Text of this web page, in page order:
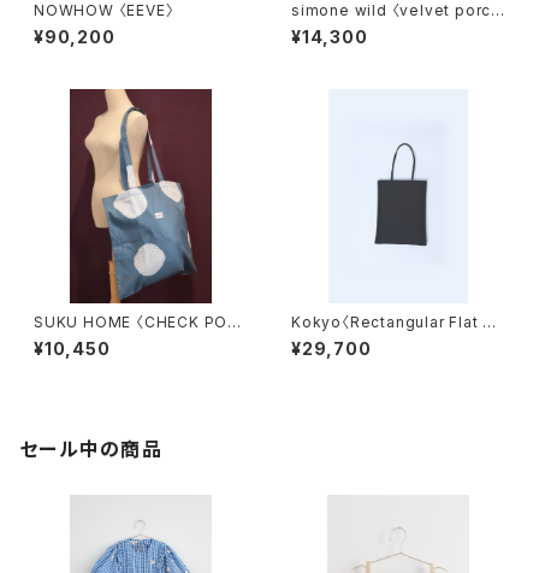
NOWHOW 〈EEVE〉
¥90,200
simone wild 〈velvet porc
h〉
¥14,300
SUKU HOME 〈CHECK POLK
A TOTE BAG〉
¥10,450
Kokyo〈Rectangular Flat Lo
ng Bag〉BLACK
¥29,700
セール中の商品